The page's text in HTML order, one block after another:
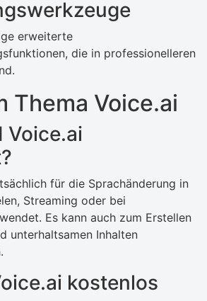
erweiterte
die in professionelleren
Thema Voice.ai
Voice.ai
für die Sprachänderung in
Streaming oder bei
Es kann auch zum Erstellen
unterhaltsamen Inhalten
kostenlos